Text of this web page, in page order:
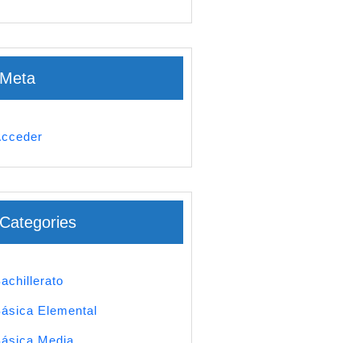
Meta
Categories
Elemental
Media